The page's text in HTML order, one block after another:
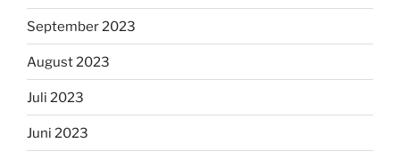
September 2023
August 2023
Juli 2023
Juni 2023